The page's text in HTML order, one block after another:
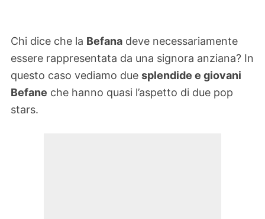
Chi dice che la Befana deve necessariamente
essere rappresentata da una signora anziana? In
questo caso vediamo due splendide e giovani
Befane che hanno quasi l’aspetto di due pop
stars.